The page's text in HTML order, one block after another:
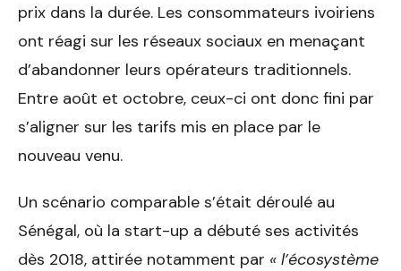
prix dans la durée. Les consommateurs ivoiriens
ont réagi sur les réseaux sociaux en menaçant
d’abandonner leurs opérateurs traditionnels.
Entre août et octobre, ceux-ci ont donc fini par
s’aligner sur les tarifs mis en place par le
nouveau venu.
Un scénario comparable s’était déroulé au
Sénégal, où la start-up a débuté ses activités
dès 2018, attirée notamment par « l’écosystème